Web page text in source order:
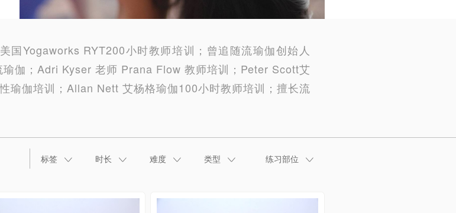
国Yogaworks RYT200小时教师培训；曾追随流瑜伽创始人
伽；Adri Kyser 老师 Prana Flow 教师培训；Peter Scott艾
瑜伽培训；Allan Nett 艾杨格瑜伽100小时教师培训；擅长流
标签 时长 难度 类型 练习部位